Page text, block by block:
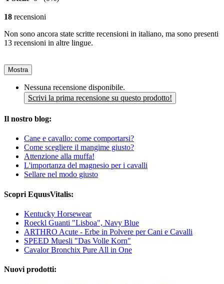
18 recensioni
Non sono ancora state scritte recensioni in italiano, ma sono presenti
13 recensioni in altre lingue.
Mostra
Nessuna recensione disponibile.
Scrivi la prima recensione su questo prodotto!
Il nostro blog:
Cane e cavallo: come comportarsi?
Come scegliere il mangime giusto?
Attenzione alla muffa!
L'importanza del magnesio per i cavalli
Sellare nel modo giusto
Scopri EquusVitalis:
Kentucky Horsewear
Roeckl Guanti "Lisboa", Navy Blue
ARTHRO Acute - Erbe in Polvere per Cani e Cavalli
SPEED Muesli "Das Volle Korn"
Cavalor Bronchix Pure All in One
Nuovi prodotti: